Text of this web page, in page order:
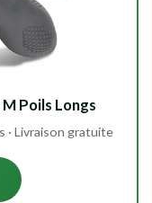
Poils Longs
· Livraison gratuite